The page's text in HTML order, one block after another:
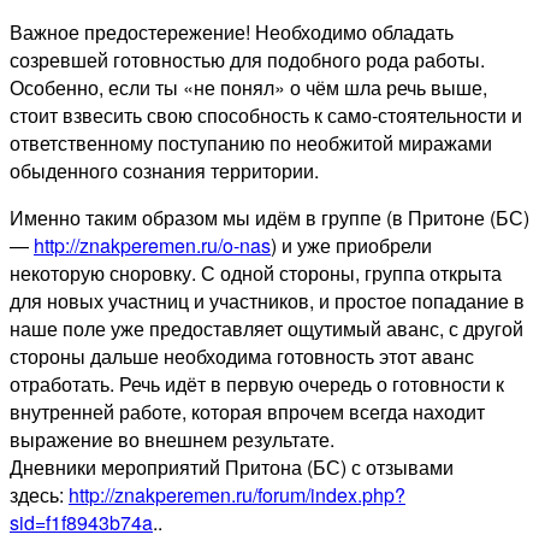
Важное предостережение! Необходимо обладать
созревшей готовностью для подобного рода работы.
Особенно, если ты «не понял» о чём шла речь выше,
стоит взвесить свою способность к само-стоятельности и
ответственному поступанию по необжитой миражами
обыденного сознания территории.
Именно таким образом мы идём в группе (в Притоне (БС)
— http://znakperemen.ru/o-nas) и уже приобрели
некоторую сноровку. С одной стороны, группа открыта
для новых участниц и участников, и простое попадание в
наше поле уже предоставляет ощутимый аванс, с другой
стороны дальше необходима готовность этот аванс
отработать. Речь идёт в первую очередь о готовности к
внутренней работе, которая впрочем всегда находит
выражение во внешнем результате.
Дневники мероприятий Притона (БС) с отзывами
здесь: http://znakperemen.ru/forum/index.php?
sid=f1f8943b74a..